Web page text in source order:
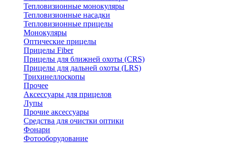
Тепловизионные монокуляры
Тепловизионные насадки
Тепловизионные прицелы
Монокуляры
Оптические прицелы
Прицелы Fiber
Прицелы для ближней охоты (CRS)
Прицелы для дальней охоты (LRS)
Трихинеллоскопы
Прочее
Аксессуары для прицелов
Лупы
Прочие аксессуары
Средства для очистки оптики
Фонари
Фотооборудование